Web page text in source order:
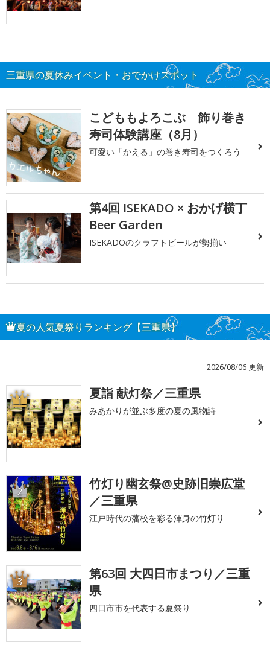
三重県の夏休みイベント・おでかけスポット
こどももよろこぶ 飾り巻き
寿司体験講座（8月）
可愛い「かえる」の巻き寿司をつくろう
第4回 ISEKADO × おかげ横丁
Beer Garden
ISEKADOのクラフトビールが勢揃い
夏の人気夏祭りランキング【三重県】
2026/08/06 更新
1 夏詣 献灯祭／三重県
みあかりが並ぶ多度の夏の風物詩
2
竹灯り幽玄祭@史跡旧崇広堂
／三重県
江戸時代の藩校を彩る渾身の竹灯り
3
第63回 大四日市まつり／三重
県
四日市市を代表する夏祭り